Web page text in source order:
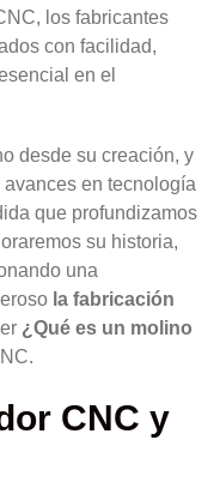
los fabricantes
con facilidad,
en el
desde su creación, y
en tecnología
que profundizamos
su historia,
una
la fabricación
¿Qué es un molino
CNC y